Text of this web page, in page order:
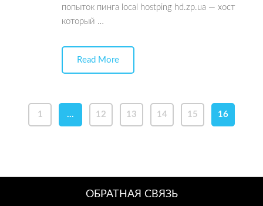
попыток пинга local hostping hd.zp.ua — хост
который …
Read More
1 … 12 13 14 15 16
ОБРАТНАЯ СВЯЗЬ